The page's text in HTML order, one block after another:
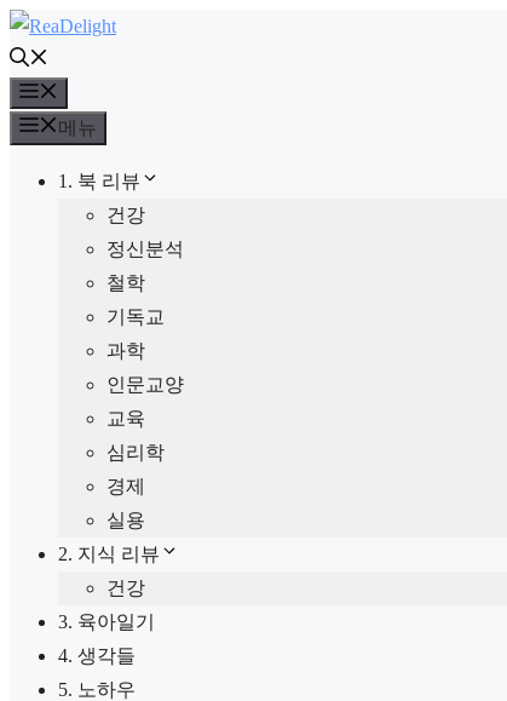
컨
텐
츠
로
뉴
메뉴
1. 북 리뷰
건강
정신분석
철학
기독교
과학
인문교양
교육
심리학
경제
실용
2. 지식 리뷰
건강
3. 육아일기
4. 생각들
5. 노하우